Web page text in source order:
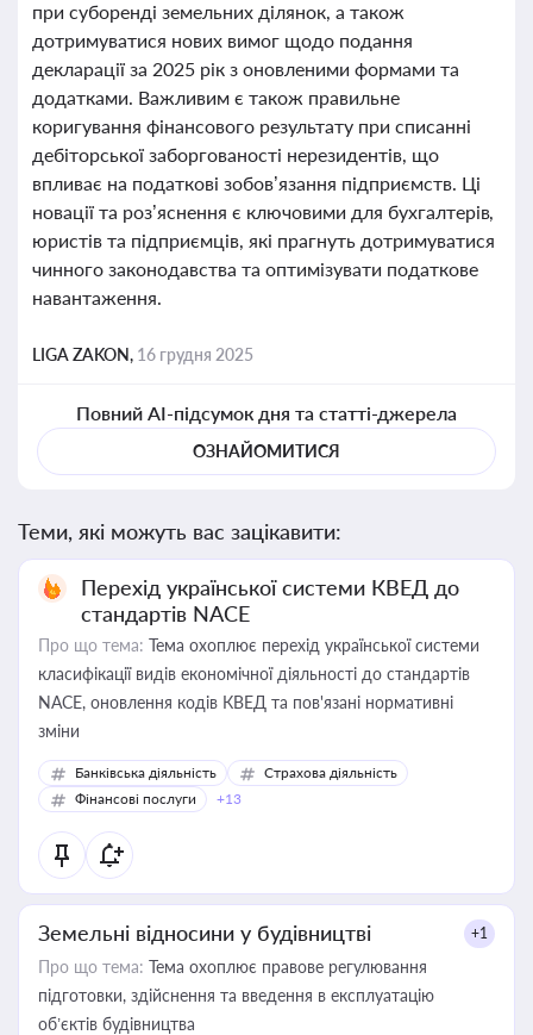
при суборенді земельних ділянок, а також
дотримуватися нових вимог щодо подання
декларації за 2025 рік з оновленими формами та
додатками. Важливим є також правильне
коригування фінансового результату при списанні
дебіторської заборгованості нерезидентів, що
впливає на податкові зобов’язання підприємств. Ці
новації та роз’яснення є ключовими для бухгалтерів,
юристів та підприємців, які прагнуть дотримуватися
чинного законодавства та оптимізувати податкове
навантаження.
LIGA ZAKON, 16 грудня 2025
Повний AI-підсумок дня та статті-джерела
ОЗНАЙОМИТИСЯ
Теми, які можуть вас зацікавити:
Перехід української системи КВЕД до
стандартів NACE
Про що тема: Тема охоплює перехід української системи
класифікації видів економічної діяльності до стандартів
NACE, оновлення кодів КВЕД та пов'язані нормативні
зміни
Банківська діяльність
Страхова діяльність
Фінансові послуги
+13
Земельні відносини у будівництві +1
Про що тема: Тема охоплює правове регулювання
підготовки, здійснення та введення в експлуатацію
об’єктів будівництва